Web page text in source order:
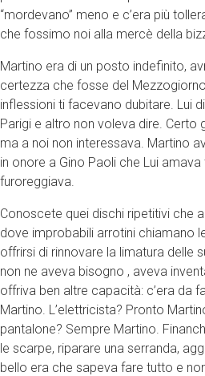
“mordevano” meno e c’era più
che fossimo noi alla mercè della
Martino era di un posto indefinito,
certezza che fosse del
inflessioni ti facevano dubitare. Lui
Parigi e altro non voleva dire. Certo
ma a noi non interessava. Martino
in onore a Gino Paoli che Lui
furoreggiava.
Conoscete quei dischi ripetitivi che
dove improbabili arrotini chiamano
offrirsi di rinnovare la limatura delle
non ne aveva bisogno , aveva
offriva ben altre capacità: c’era da
Martino. L’elettricista? Pronto
pantalone? Sempre Martino.
le scarpe, riparare una serranda,
bello era che sapeva fare tutto e